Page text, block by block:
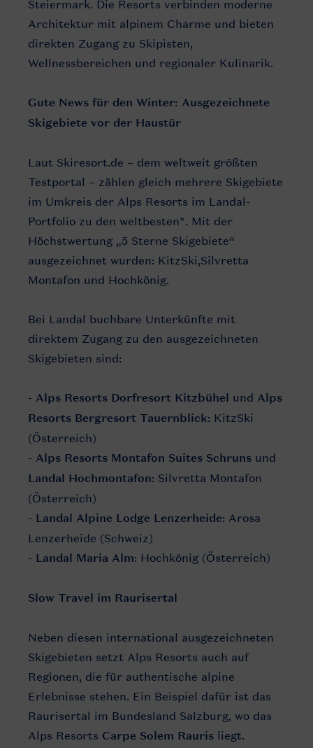
Steiermark. Die Resorts verbinden moderne
Architektur mit alpinem Charme und bieten
direkten Zugang zu Skipisten,
Wellnessbereichen und regionaler Kulinarik.
Gute News für den Winter: Ausgezeichnete
Skigebiete vor der Haustür
Laut Skiresort.de – dem weltweit größten
Testportal – zählen gleich mehrere Skigebiete
im Umkreis der Alps Resorts im Landal-
Portfolio zu den weltbesten*. Mit der
Höchstwertung „5 Sterne Skigebiete“
ausgezeichnet wurden: KitzSki,Silvretta
Montafon und Hochkönig.
Bei Landal buchbare Unterkünfte mit
direktem Zugang zu den ausgezeichneten
Skigebieten sind:
- Alps Resorts Dorfresort Kitzbühel und Alps
Resorts Bergresort Tauernblick: KitzSki
(Österreich)
- Alps Resorts Montafon Suites Schruns und
Landal Hochmontafon: Silvretta Montafon
(Österreich)
- Landal Alpine Lodge Lenzerheide: Arosa
Lenzerheide (Schweiz)
- Landal Maria Alm: Hochkönig (Österreich)
Slow Travel im Raurisertal
Neben diesen international ausgezeichneten
Skigebieten setzt Alps Resorts auch auf
Regionen, die für authentische alpine
Erlebnisse stehen. Ein Beispiel dafür ist das
Raurisertal im Bundesland Salzburg, wo das
Alps Resorts Carpe Solem Rauris liegt.